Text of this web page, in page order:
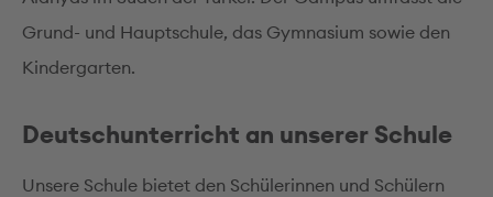
Grund- und Hauptschule, das Gymnasium sowie den
Kindergarten.
Deutschunterricht an unserer Schule
Unsere Schule bietet den Schülerinnen und Schülern